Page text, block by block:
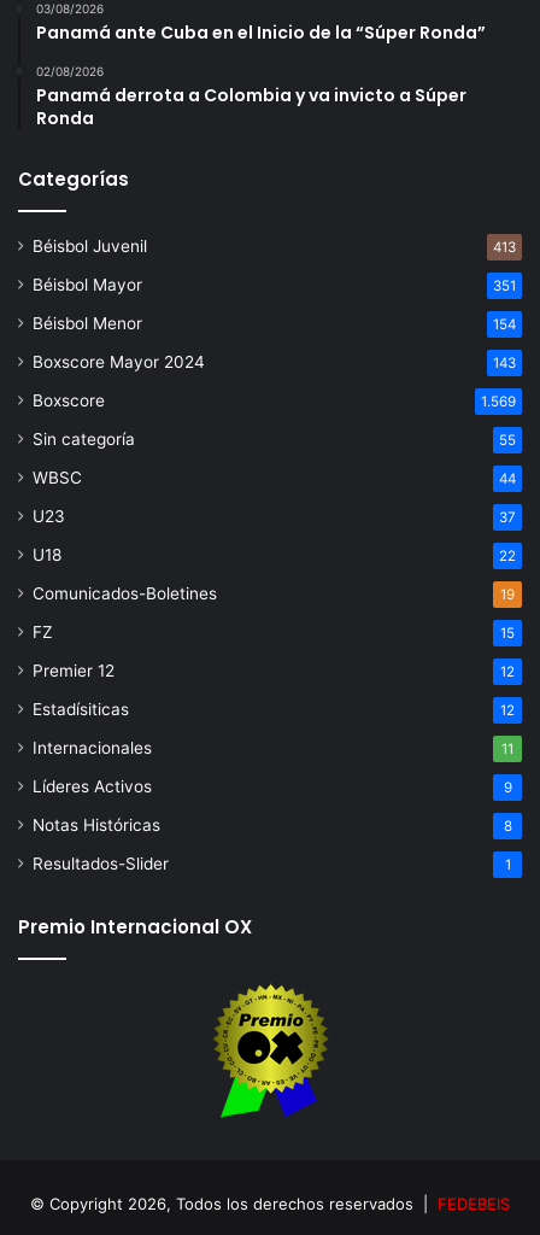
03/08/2026
Panamá ante Cuba en el Inicio de la “Súper Ronda”
02/08/2026
Panamá derrota a Colombia y va invicto a Súper
Ronda
Categorías
Béisbol Juvenil 413
Béisbol Mayor 351
Béisbol Menor 154
Boxscore Mayor 2024 143
Boxscore 1.569
Sin categoría 55
WBSC 44
U23 37
U18 22
Comunicados-Boletines 19
FZ 15
Premier 12 12
Estadísiticas 12
Internacionales 11
Líderes Activos 9
Notas Históricas 8
Resultados-Slider 1
Premio Internacional OX
© Copyright 2026, Todos los derechos reservados | FEDEBEIS